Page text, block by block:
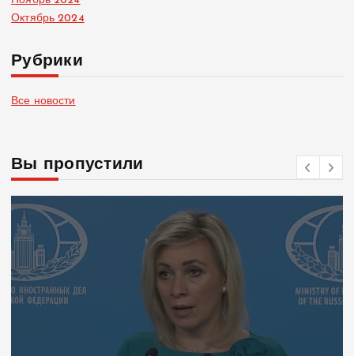
Октябрь 2024
Рубрики
Все новости
Вы пропустили